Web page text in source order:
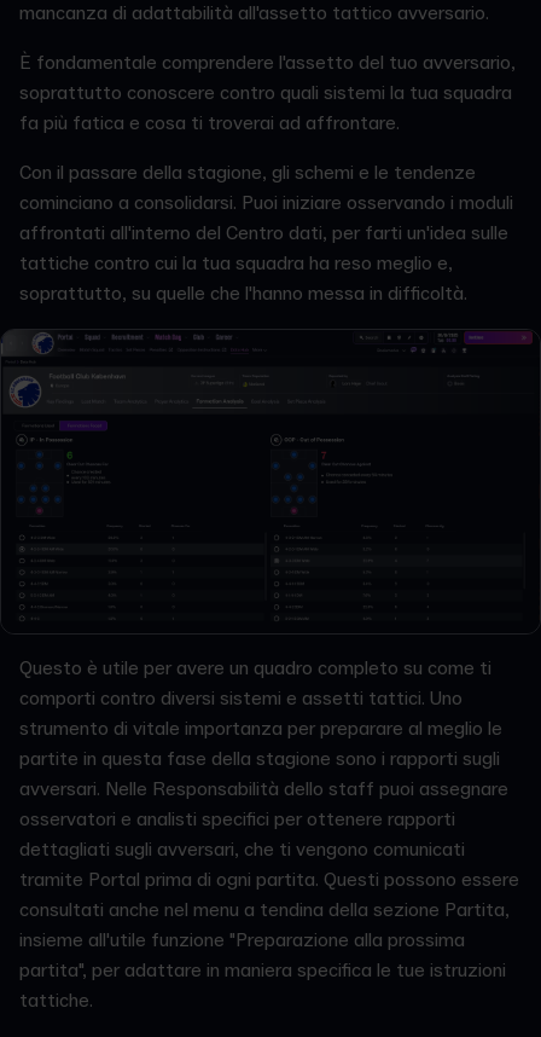
mancanza di adattabilità all'assetto tattico avversario.
È fondamentale comprendere l'assetto del tuo avversario,
soprattutto conoscere contro quali sistemi la tua squadra
fa più fatica e cosa ti troverai ad affrontare.
Con il passare della stagione, gli schemi e le tendenze
cominciano a consolidarsi. Puoi iniziare osservando i moduli
affrontati all'interno del Centro dati, per farti un'idea sulle
tattiche contro cui la tua squadra ha reso meglio e,
soprattutto, su quelle che l'hanno messa in difficoltà.
Questo è utile per avere un quadro completo su come ti
comporti contro diversi sistemi e assetti tattici. Uno
strumento di vitale importanza per preparare al meglio le
partite in questa fase della stagione sono i rapporti sugli
avversari. Nelle Responsabilità dello staff puoi assegnare
osservatori e analisti specifici per ottenere rapporti
dettagliati sugli avversari, che ti vengono comunicati
tramite Portal prima di ogni partita. Questi possono essere
consultati anche nel menu a tendina della sezione Partita,
insieme all'utile funzione "Preparazione alla prossima
partita", per adattare in maniera specifica le tue istruzioni
tattiche.